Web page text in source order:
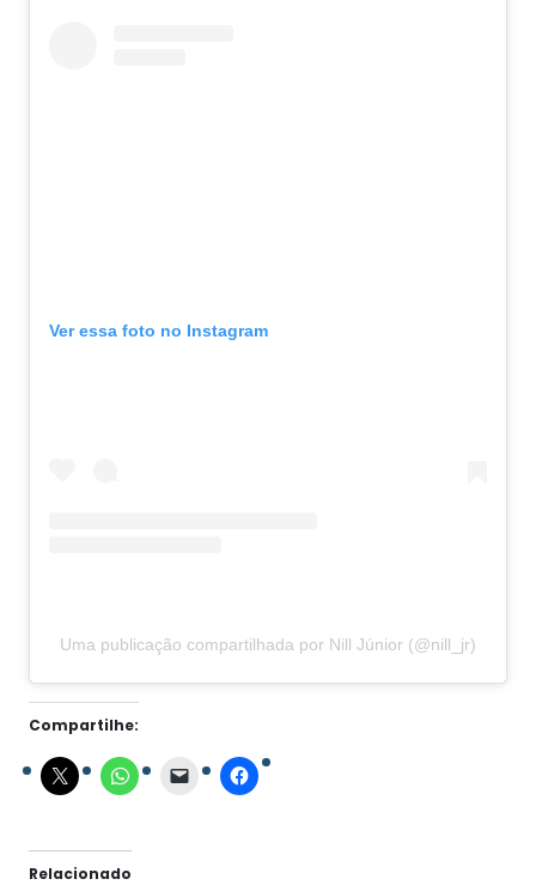
Ver essa foto no Instagram
Uma publicação compartilhada por Nill Júnior (@nill_jr)
Compartilhe:
Relacionado